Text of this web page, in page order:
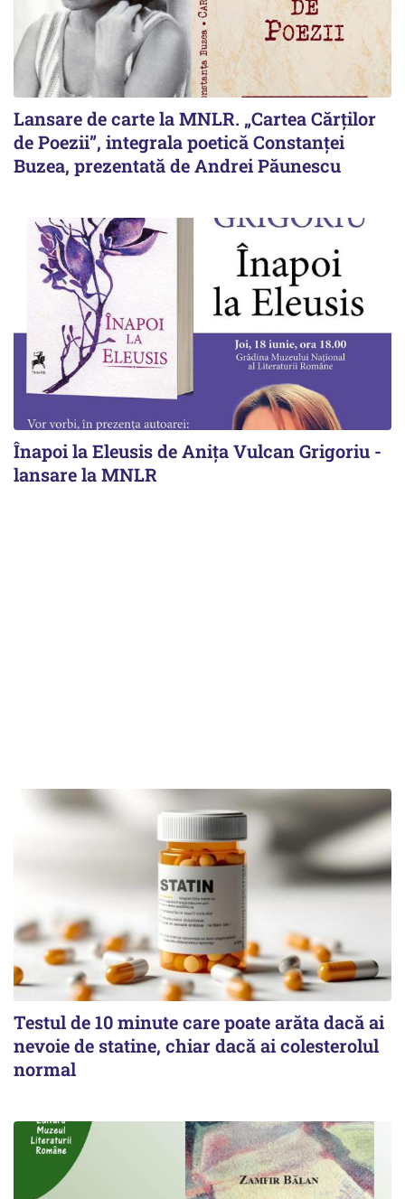
Lansare de carte la MNLR. „Cartea Cărților
de Poezii”, integrala poetică Constanței
Buzea, prezentată de Andrei Păunescu
Înapoi la Eleusis de Anița Vulcan Grigoriu -
lansare la MNLR
Testul de 10 minute care poate arăta dacă ai
nevoie de statine, chiar dacă ai colesterolul
normal